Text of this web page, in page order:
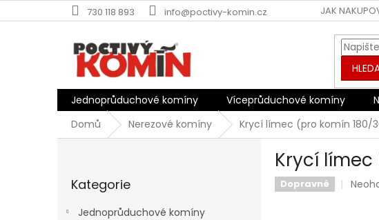
na
730 118 893 info@poctivy-komin.cz JAK
Jednoprůduchové komíny Víceprůduchové komíny
Domů
Nerezové komíny Krycí límec (pro komín 180/
kategorie
Kategorie
Jednoprůduchové komíny
Krycí
Dopravné